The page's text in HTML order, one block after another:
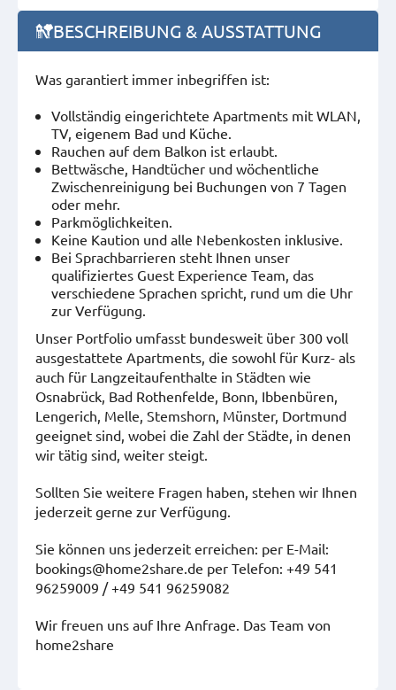
BESCHREIBUNG & AUSSTATTUNG
Was garantiert immer inbegriffen ist:
Vollständig eingerichtete Apartments mit WLAN,
TV, eigenem Bad und Küche.
Rauchen auf dem Balkon ist erlaubt.
Bettwäsche, Handtücher und wöchentliche
Zwischenreinigung bei Buchungen von 7 Tagen
oder mehr.
Parkmöglichkeiten.
Keine Kaution und alle Nebenkosten inklusive.
Bei Sprachbarrieren steht Ihnen unser
qualifiziertes Guest Experience Team, das
verschiedene Sprachen spricht, rund um die Uhr
zur Verfügung.
Unser Portfolio umfasst bundesweit über 300 voll
ausgestattete Apartments, die sowohl für Kurz- als
auch für Langzeitaufenthalte in Städten wie
Osnabrück, Bad Rothenfelde, Bonn, Ibbenbüren,
Lengerich, Melle, Stemshorn, Münster, Dortmund
geeignet sind, wobei die Zahl der Städte, in denen
wir tätig sind, weiter steigt.
Sollten Sie weitere Fragen haben, stehen wir Ihnen
jederzeit gerne zur Verfügung.
Sie können uns jederzeit erreichen: per E-Mail:
bookings@home2share.de per Telefon: +49 541
96259009 / +49 541 96259082
Wir freuen uns auf Ihre Anfrage. Das Team von
home2share